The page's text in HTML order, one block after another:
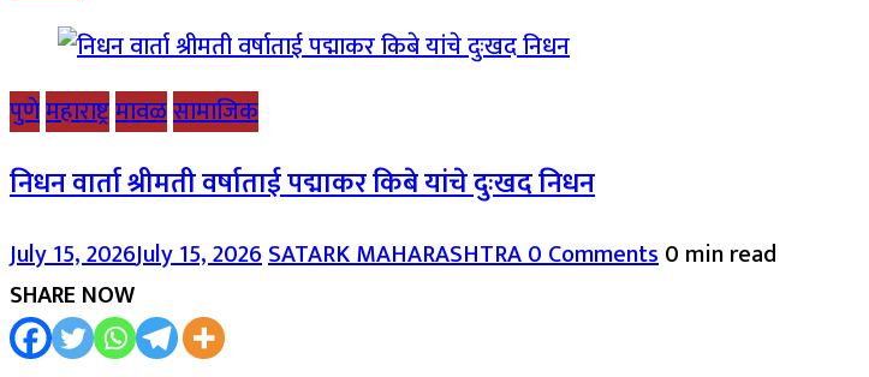
पुणेमहाराष्ट्रमावळसामाजिक
निधन वार्ता श्रीमती वर्षाताई पद्माकर किबे यांचे दुःखद निधन
July 15, 2026July 15, 2026SATARK MAHARASHTRA0 Comments0 min read
SHARE NOW